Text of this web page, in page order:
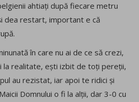
ahtiați după fiecare metru
dea restart, important e că
în care nu ai de ce să crezi,
realitate, ești izbit de toți pereții,
au rezistat, iar apoi te ridici și
Domnului o fi la alții, dar 3-0 cu